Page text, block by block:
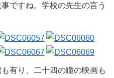
ですね。学校の先生の言う
有り、二十四の瞳の映画も